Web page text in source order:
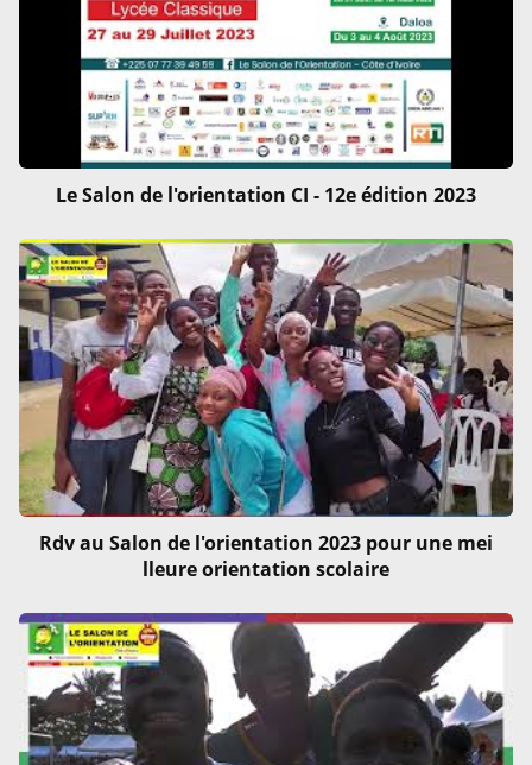
Le Salon de l'orientation CI - 12e édition 2023
Rdv au Salon de l'orientation 2023 pour une mei
lleure orientation scolaire